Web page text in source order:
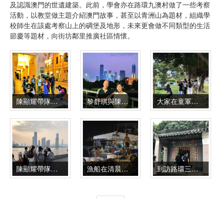
及認識澳門的世遺建築。此前，學會亦在路環九澳村做了一些考察
活動，以教堂做主題介紹澳門故事，甚至以青洲山為題材，組織學
校師生在該處考察山上的碉堡及地形，未來更會做不同類型的生活
節慶等題材，向街坊鄰里推廣社區情懷。
陳顯耀帶隊拍攝清晨的新馬路 黎舒琪與陳顯耀接受訪問 大家在童軍總部對出位置取景
陳顯耀帶隊拍攝氹仔海岸線 漁船在清晨卸貨 到訪路環三聖廟